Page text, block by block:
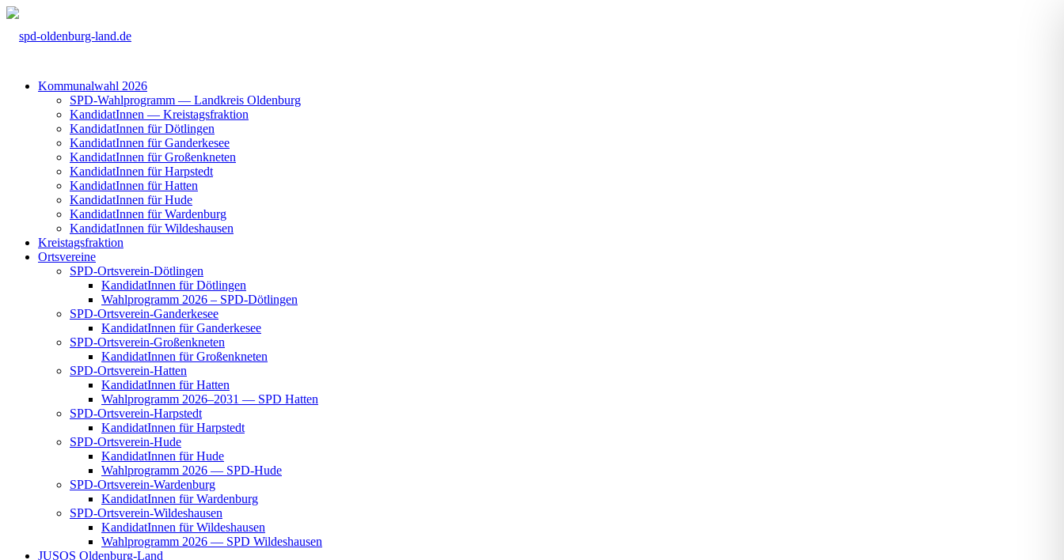
Kom­mu­nal­wahl 2026
SPD-Wahl­pro­gramm — Land­kreis Olden­burg
Kan­di­da­tIn­nen — Kreis­tags­frak­ti­on
Kan­di­da­tIn­nen für Döt­lin­gen
Kan­di­da­tIn­nen für Gan­der­ke­see
Kan­di­da­tIn­nen für Groß­enkne­ten
Kan­di­da­tIn­nen für Harp­s­tedt
Kan­di­da­tIn­nen für Hat­ten
Kan­di­da­tIn­nen für Hude
Kan­di­da­tIn­nen für War­den­burg
Kan­di­da­tIn­nen für Wil­des­hau­sen
Kreis­tags­frak­ti­on
Orts­ver­ei­ne
SPD-Orts­­ver­­ein-Döt­­lin­­gen
Kan­di­da­tIn­nen für Döt­lin­gen
Wahl­pro­gramm 2026 – SPD-Döt­lin­gen
SPD-Orts­­ver­­ein-Gan­­der­ke­­see
Kan­di­da­tIn­nen für Gan­der­ke­see
SPD-Orts­­ver­­ein-Gro­ß­en­k­ne­­ten
Kan­di­da­tIn­nen für Groß­enkne­ten
SPD-Orts­­ver­­ein-Hat­­ten
Kan­di­da­tIn­nen für Hat­ten
Wahl­pro­gramm 2026–2031 — SPD Hat­ten
SPD-Orts­­ver­­ein-Har­p­s­tedt
Kan­di­da­tIn­nen für Harp­s­tedt
SPD-Orts­­ver­­ein-Hude
Kan­di­da­tIn­nen für Hude
Wahl­pro­gramm 2026 — SPD-Hude
SPD-Orts­­ver­­ein-War­­den­­burg
Kan­di­da­tIn­nen für War­den­burg
SPD-Orts­­ver­­ein-Wil­­des­hau­­sen
Kan­di­da­tIn­nen für Wil­des­hau­sen
Wahl­pro­gramm 2026 — SPD Wil­des­hau­sen
JUSOS Olden­­burg-Land